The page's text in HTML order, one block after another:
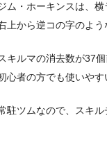
ム・ホーキンスは、横
上から逆コの字のよう
キルマの消去数が37
心者の方でも使いやす
駐ツムなので、スキル